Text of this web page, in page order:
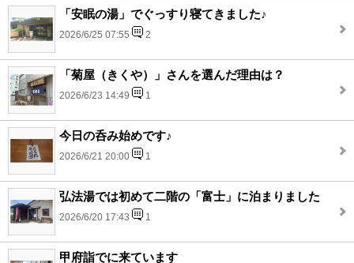
「安眠の湯」でぐっすり寝てきました♪
2026/6/25 07:55 2
「菊屋（きくや）」さんを選んだ理由は？
2026/6/23 14:49 1
今日の呑み始めです♪
2026/6/21 20:00 1
弘法湯では初めて二階の「富士」に泊まりました
2026/6/20 17:43 1
甲府詣でに来ています